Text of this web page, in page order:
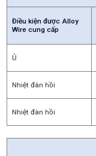
Điều kiện được Alloy
Wire cung cấp
Ủ
Nhiệt đàn hồi
Nhiệt đàn hồi